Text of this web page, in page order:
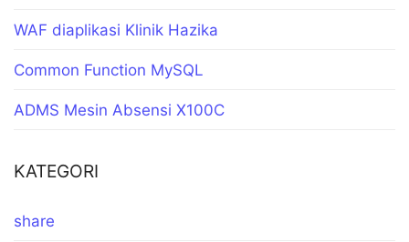
WAF diaplikasi Klinik Hazika
Common Function MySQL
ADMS Mesin Absensi X100C
KATEGORI
share